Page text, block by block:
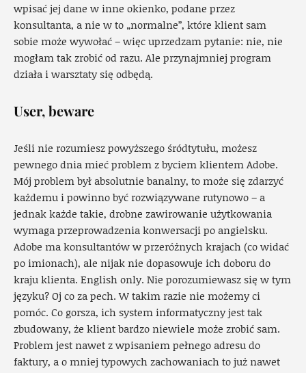
wpisać jej dane w inne okienko, podane przez
konsultanta, a nie w to „normalne”, które klient sam
sobie może wywołać – więc uprzedzam pytanie: nie, nie
mogłam tak zrobić od razu. Ale przynajmniej program
działa i warsztaty się odbędą.
User, beware
Jeśli nie rozumiesz powyższego śródtytułu, możesz
pewnego dnia mieć problem z byciem klientem Adobe.
Mój problem był absolutnie banalny, to może się zdarzyć
każdemu i powinno być rozwiązywane rutynowo – a
jednak każde takie, drobne zawirowanie użytkowania
wymaga przeprowadzenia konwersacji po angielsku.
Adobe ma konsultantów w przeróżnych krajach (co widać
po imionach), ale nijak nie dopasowuje ich doboru do
kraju klienta. English only. Nie porozumiewasz się w tym
języku? Oj co za pech. W takim razie nie możemy ci
pomóc. Co gorsza, ich system informatyczny jest tak
zbudowany, że klient bardzo niewiele może zrobić sam.
Problem jest nawet z wpisaniem pełnego adresu do
faktury, a o mniej typowych zachowaniach to już nawet